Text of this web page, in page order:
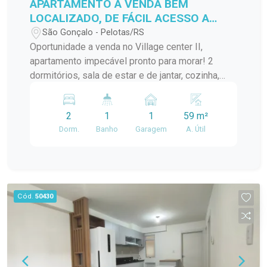
APARTAMENTO A VENDA BEM
LOCALIZADO, DE FÁCIL ACESSO A
VÁRIOS PONTOS DA CIDADE!
São Gonçalo - Pelotas/RS
Oportunidade a venda no Village center II,
apartamento impecável pronto para morar! 2
dormitórios, sala de estar e de jantar, cozinha,
quem busca praticidade no dia a dia!
2
Dorm.
1
Banho
1
Garagem
59 m²
A. Útil
Cód. 50430